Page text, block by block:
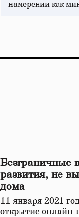
намерении как
Безграничные
развития, не
дома
11 января 2021
открытие